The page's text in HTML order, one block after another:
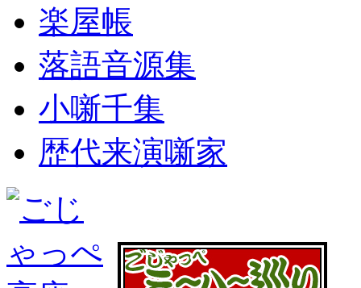
楽屋帳
落語音源集
小噺千集
歴代来演噺家